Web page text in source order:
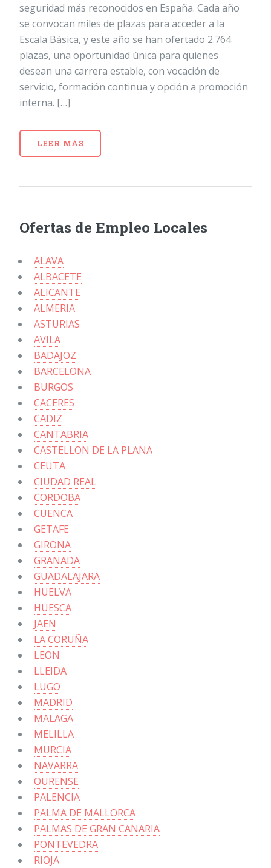
seguridad más reconocidos en España. Cada año
se convocan miles de plazas para acceder a la
Escala Básica, y este año se han ofertado 2.764
plazas, una oportunidad única para quienes
desean una carrera estable, con vocación de
servicio, formación continua y opción a promoción
interna. […]
LEER MÁS
Ofertas de Empleo Locales
ALAVA
ALBACETE
ALICANTE
ALMERIA
ASTURIAS
AVILA
BADAJOZ
BARCELONA
BURGOS
CACERES
CADIZ
CANTABRIA
CASTELLON DE LA PLANA
CEUTA
CIUDAD REAL
CORDOBA
CUENCA
GETAFE
GIRONA
GRANADA
GUADALAJARA
HUELVA
HUESCA
JAEN
LA CORUÑA
LEON
LLEIDA
LUGO
MADRID
MALAGA
MELILLA
MURCIA
NAVARRA
OURENSE
PALENCIA
PALMA DE MALLORCA
PALMAS DE GRAN CANARIA
PONTEVEDRA
RIOJA